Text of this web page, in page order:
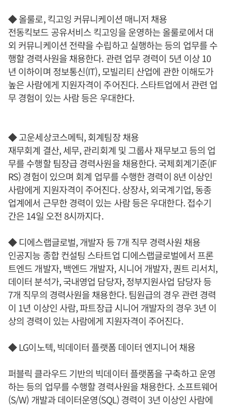
◆ 올룰로, 킥고잉 커뮤니케이션 매니저 채용
전동킥보드 공유서비스 킥고잉을 운영하는 올룰로에서 대
외 커뮤니케이션 전략을 수립하고 실행하는 등의 업무를 수
행할 경력사원을 채용한다. 관련 업무 경력이 5년 이상 10
년 이하이며 정보통신(IT), 모빌리티 산업에 관한 이해도가
높은 사람에게 지원자격이 주어진다. 스타트업에서 관련 업
무 경험이 있는 사람 등은 우대한다.
◆ 고운세상코스메틱, 회계팀장 채용
재무회계 결산, 세무, 관리회계 및 그룹사 재무보고 등의 업
무를 수행할 팀장급 경력사원을 채용한다. 국제회계기준(IF
RS) 경험이 있으며 회계 업무를 수행한 경력이 8년 이상인
사람에게 지원자격이 주어진다. 상장사, 외국계기업, 동종
업계에서 근무한 경력이 있는 사람 등은 우대한다. 접수기
간은 14일 오전 8시까지다.
◆ 디에스랩글로벌, 개발자 등 7개 직무 경력사원 채용
인공지능 종합 컨설팅 스타트업 디에스랩글로벌에서 프론
트엔드 개발자, 백엔드 개발자, 시니어 개발자, 퀀트 리서치,
데이터 분석가, 국내영업 담당자, 정부지원사업 담당자 등
7개 직무의 경력사원을 채용한다. 팀원급의 경우 관련 경력
이 1년 이상인 사람, 파트장급 시니어 개발자의 경우 3년 이
상의 경력이 있는 사람에게 지원자격이 주어진다.
◆ LG이노텍, 빅데이터 플랫폼 데이터 엔지니어 채용
퍼블릭 클라우드 기반의 빅데이터 플랫폼을 구축하고 운영
하는 등의 업무를 수행할 경력사원을 채용한다. 소프트웨어
(S/W) 개발과 데이터운영(SQL) 경력이 3년 이상인 사람에